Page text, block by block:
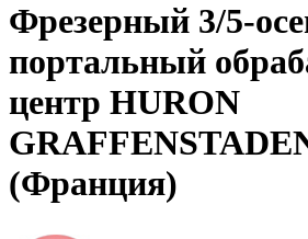
Фрезерный 3/5-
портальный
центр HURON
(Франция)